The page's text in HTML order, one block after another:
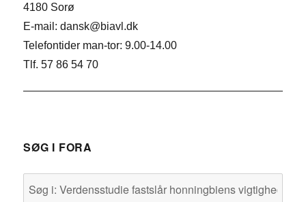
4180 Sorø
E-mail: dansk@biavl.dk
Telefontider man-tor: 9.00-14.00
Tlf. 57 86 54 70
SØG I FORA